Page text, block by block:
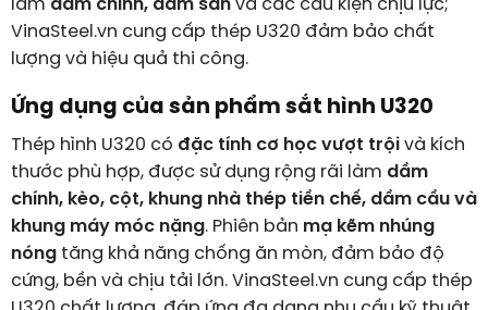
làm dầm chính, dầm sànvà các cấu kiện chịu lực;
VinaSteel.vn cung cấp thép U320 đảm bảo chất
lượng và hiệu quả thi công.
Ứng dụng của sản phẩm sắt hình U320
Thép hình U320 có đặc tính cơ học vượt trộivà kích
thước phù hợp, được sử dụng rộng rãi làm dầm
chính, kèo, cột, khung nhà thép tiền chế, dầm cầu và
khung máy móc nặng. Phiên bản mạ kẽm nhúng
nóngtăng khả năng chống ăn mòn, đảm bảo độ
cứng, bền và chịu tải lớn. VinaSteel.vn cung cấp thép